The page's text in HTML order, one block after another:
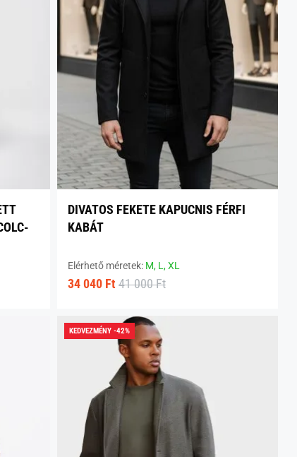
DIVATOS FEKETE KAPUCNIS FÉRFI
KABÁT
Elérhető méretek: M, L,XL
34 040 Ft 41 000 Ft
KEDVEZMÉNY -42%